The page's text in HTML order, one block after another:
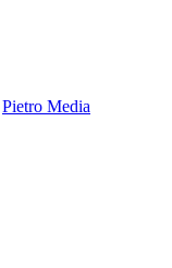
Pietro Media